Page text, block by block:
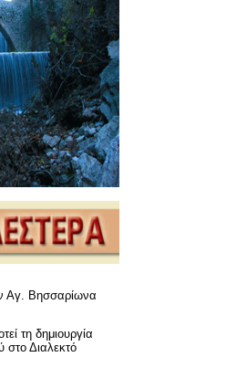
Αγ. Βησσαρίωνα
τη δημιουργία
στο Διαλεκτό